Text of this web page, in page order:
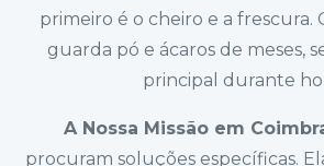
primeiro é o cheiro e a frescura.
guarda pó e ácaros de meses,
principal durante
A Nossa Missão em
procuram soluções específicas.